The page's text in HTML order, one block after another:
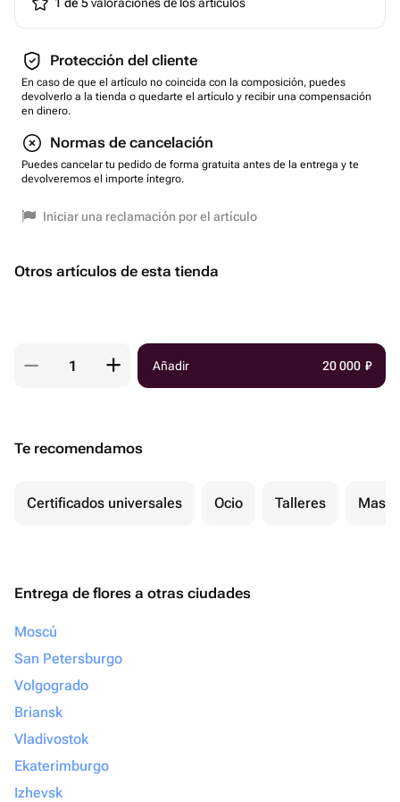
📲 Активация — по промокоду на сертификате. Всё
Protección del cliente
En caso de que el artículo no coincida con la composición, puedes
devolverlo a la tienda o quedarte el artículo y recibir una compensación
en dinero.
Normas de cancelación
Puedes cancelar tu pedido de forma gratuita antes de la entrega y te
devolveremos el importe íntegro.
Iniciar una reclamación por el artículo
Otros artículos de esta tienda
Añadir 20 000 ₽
Te recomendamos
Certificados universales Ocio Talleres
Entrega de flores a otras ciudades
Moscú
San Petersburgo
Volgogrado
Briansk
Vladivostok
Ekaterimburgo
Izhevsk